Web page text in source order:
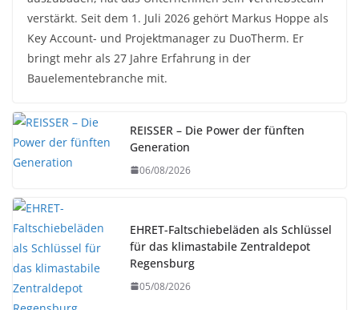
verstärkt. Seit dem 1. Juli 2026 gehört Markus Hoppe als
Key Account- und Projektmanager zu DuoTherm. Er
bringt mehr als 27 Jahre Erfahrung in der
Bauelementebranche mit.
REISSER – Die Power der fünften
Generation
06/08/2026
EHRET-Faltschiebeläden als Schlüssel
für das klimastabile Zentraldepot
Regensburg
05/08/2026